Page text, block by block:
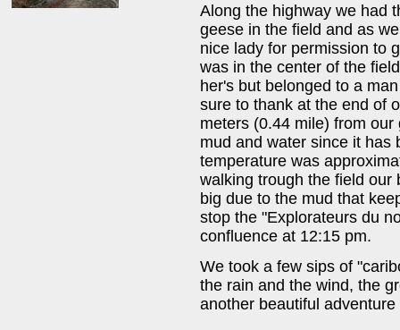
Along the highway we had
geese in the field and as
nice lady for permission to
was in the center of the
her's but belonged to a
sure to thank at the end of
meters (0.44 mile) from
mud and water since it has
temperature was
walking trough the field our
big due to the mud that
stop the "Explorateurs du
confluence at 12:15 pm.
We took a few sips of
the rain and the wind, the
another beautiful